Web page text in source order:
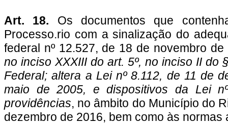
Art. 18. Os documentos que
Processo.rio com a sinalização do
federal nº 12.527, de 18 de novembro
no inciso XXXIII do art. 5º, no inciso II do
Federal; altera a Lei nº 8.112, de 11 de
maio de 2005, e dispositivos da Lei
providências, no âmbito do Município do
dezembro de 2016, bem como às